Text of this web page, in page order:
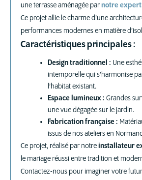
une terrasse aménagée parnotre
Ce projet allie le charme d’une
performances modernes en matière
Caractéristiques principales :
Design traditionnel : Une
intemporelle qui s’harmonise
l’habitat existant.
Espace lumineux : Grandes
une vue dégagée sur le jardin.
Fabrication française :
issus de nos ateliers en
Ce projet, réalisé par notreinstallateur
le mariage réussi entre tradition et
Contactez-nous pour imaginer votre